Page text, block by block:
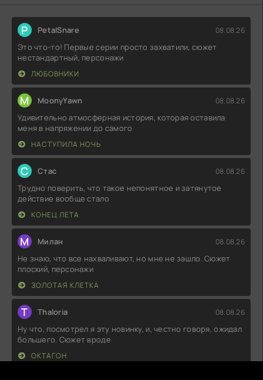
P PetalSnare 08.08.26
Это что-то! Первые серии просто захватили, сюжет
нестандартный, персонажи
ЛЮБОВНИКИ
M MoonyYawn 08.08.26
Удивительно атмосферная история, которая оставила
меня в напряжении до самого
НАСТУПИЛА НОЧЬ
С Стас 08.08.26
Трудно поверить, что такое непонятное и затянутое
действие вообще стало
КОНЕЦ ЛЕТА
М Милан 08.08.26
Не знаю, что все нахваливают, но мне не зашло. Сюжет
плоский, персонажи
ЗОЛОТАЯ КЛЕТКА
T Thaloria 08.08.26
Ну что, посмотрел я эту новинку, и, честно говоря, ожидал
большего. Сюжет вроде
ОКТАГОН